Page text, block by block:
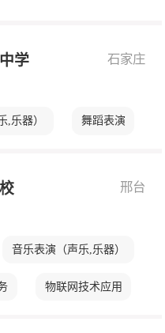
学 石家庄
,乐器） 舞蹈表演
邢台
音乐表演（声乐,乐器）
物联网技术应用